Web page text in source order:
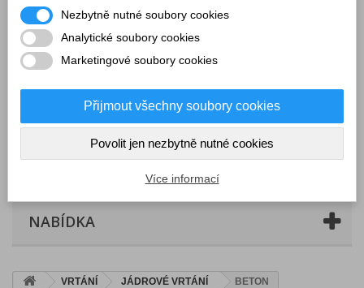
Košík (prázdný)
NABÍDKA
VRTÁNÍ JÁDROVÉ VRTÁNÍ BETON
Nezbytně nutné soubory cookies
Analytické soubory cookies
Marketingové soubory cookies
Přijmout všechny soubory cookies
Povolit jen nezbytně nutné cookies
Více informací